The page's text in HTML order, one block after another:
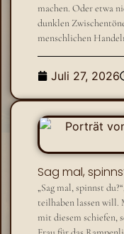
machen. Oder etwa
dunklen
menschlichen
Juli 27, 2026
Sag mal,
„Sag mal, spinnst
teilhaben lassen will.
mit diesem schiefen,